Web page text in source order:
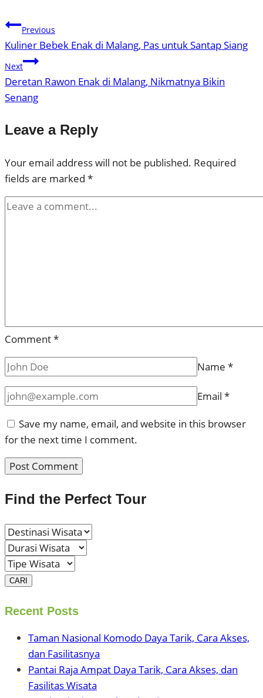
Previous
Kuliner Bebek Enak di Malang, Pas untuk Santap Siang
Next
Deretan Rawon Enak di Malang, Nikmatnya Bikin
Senang
Leave a Reply
Your email address will not be published. Required
fields are marked *
Comment*
Name *
Email *
Save my name, email, and website in this browser
for the next time I comment.
Find the Perfect Tour
CARI
Recent Posts
Taman Nasional Komodo Daya Tarik, Cara Akses,
dan Fasilitasnya
Pantai Raja Ampat Daya Tarik, Cara Akses, dan
Fasilitas Wisata